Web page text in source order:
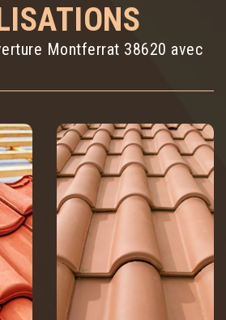
Montferrat 38620 avec